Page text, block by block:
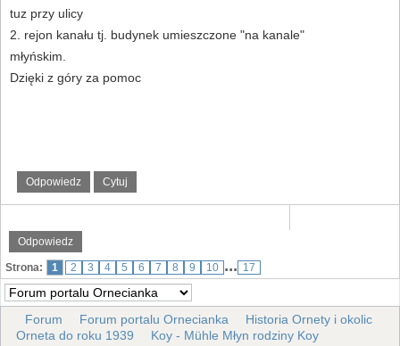
tuz przy ulicy
2. rejon kanału tj. budynek umieszczone "na kanale"
młyńskim.
Dzięki z góry za pomoc
Odpowiedz Cytuj
Odpowiedz
Strona: 1 2 3 4 5 6 7 8 9 10 ... 17
Forum Forum portalu Ornecianka
Historia Ornety i okolic
Orneta do roku 1939
Koy - Mühle Młyn rodziny Koy